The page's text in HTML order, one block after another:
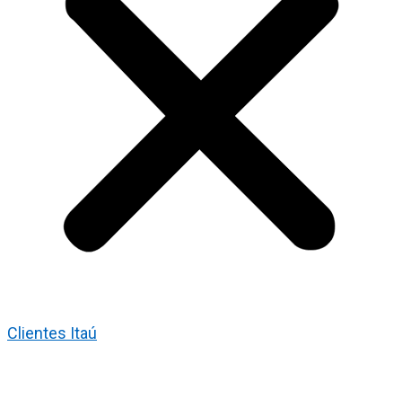
Clientes Itaú